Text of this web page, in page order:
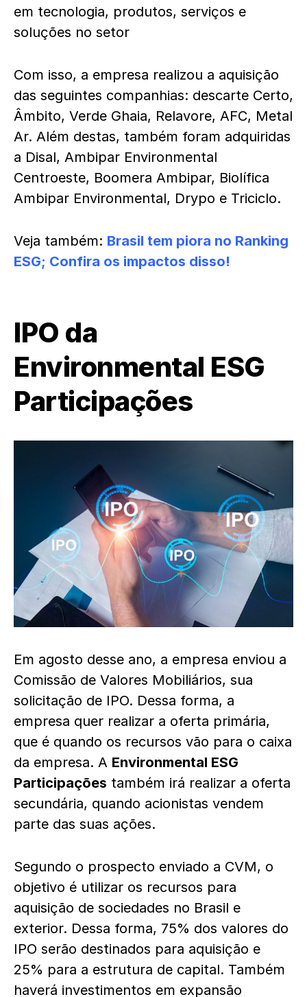
em tecnologia, produtos, serviços e
soluções no setor
Com isso, a empresa realizou a aquisição
das seguintes companhias: descarte Certo,
Âmbito, Verde Ghaia, Relavore, AFC, Metal
Ar. Além destas, também foram adquiridas
a Disal, Ambipar Environmental
Centroeste, Boomera Ambipar, Biolífica
Ambipar Environmental, Drypo e Triciclo.
Veja também: Brasil tem piora no Ranking
ESG; Confira os impactos disso!
IPO da
Environmental ESG
Participações
Em agosto desse ano, a empresa enviou a
Comissão de Valores Mobiliários, sua
solicitação de IPO. Dessa forma, a
empresa quer realizar a oferta primária,
que é quando os recursos vão para o caixa
da empresa. A Environmental ESG
Participações também irá realizar a oferta
secundária, quando acionistas vendem
parte das suas ações.
Segundo o prospecto enviado a CVM, o
objetivo é utilizar os recursos para
aquisição de sociedades no Brasil e
exterior. Dessa forma, 75% dos valores do
IPO serão destinados para aquisição e
25% para a estrutura de capital. Também
haverá investimentos em expansão